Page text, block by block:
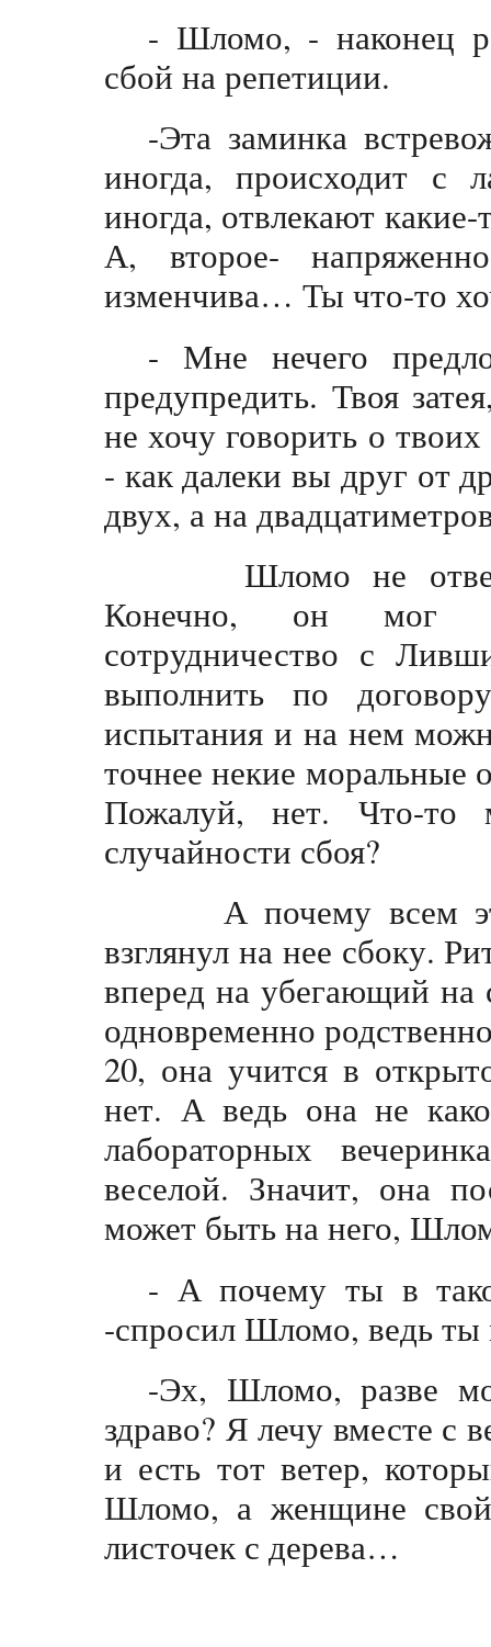
- Шломо, - наконец
сбой на репетиции.
-Эта заминка
иногда, происходит с
иногда, отвлекают
А, второе-
изменчива… Ты что-то
- Мне нечего
предупредить. Твоя
не хочу говорить о
- как далеки вы друг от
двух, а на
Шломо не
Конечно, он мог
сотрудничество с
выполнить по
испытания и на нем
точнее некие моральные
Пожалуй, нет. Что-
случайности сбоя?
А почему всем
взглянул на нее сбоку.
вперед на убегающий на
одновременно
20, она учится в
нет. А ведь она не
лабораторных
веселой. Значит, она
может быть на него,
- А почему ты в
-спросил Шломо, ведь ты
-Эх, Шломо, разве
здраво? Я лечу вместе с
и есть тот ветер,
Шломо, а женщине
листочек с дерева…